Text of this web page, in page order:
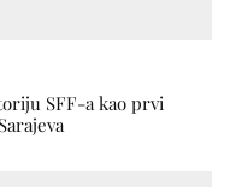
SFF-a kao prvi